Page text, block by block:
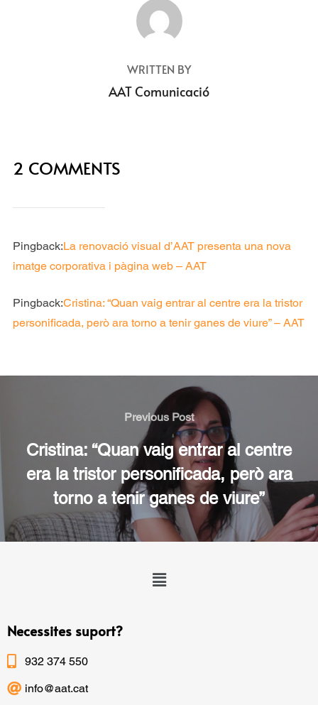
POST AUTHOR
WRITTEN BY
AAT Comunicació
2 COMMENTS
Pingback:La renovació visual d’AAT presenta una nova
imatge corporativa i pàgina web – AAT
Pingback:Cristina: “Quan vaig entrar al centre era la tristor
personificada, però ara torno a tenir ganes de viure” – AAT
Previous Post
Cristina: “Quan vaig entrar al centre
era la tristor personificada, però ara
torno a tenir ganes de viure”
Necessites suport?
932 374 550
info@aat.cat